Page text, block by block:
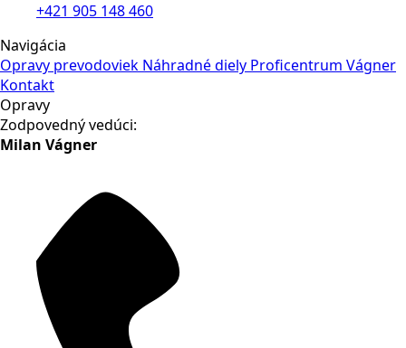
+421 905 148 460
Navigácia
Opravy prevodoviek Náhradné diely Proficentrum Vágner
Kontakt
Opravy
Zodpovedný vedúci:
Milan Vágner